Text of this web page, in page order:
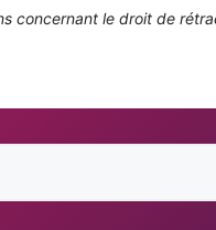
concernant le droit de